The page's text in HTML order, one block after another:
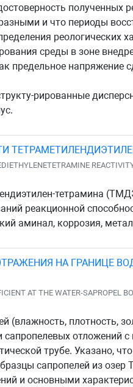
полученных
и что периоды
реологических
среды в зоне
предельное напряжение
рированные
тетрамина
реакционной
аминал, коррозия,
НА ГРАНИЦЕ
AT THE WATER-SAPROPEL
(влажность, плотность,
сапропелевых
трубе. Указано,
сапропелей из озер
и основными